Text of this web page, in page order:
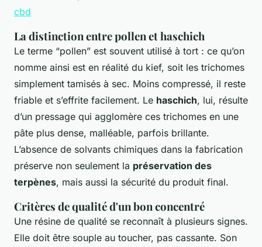
cbd
La distinction entre pollen et haschich
Le terme “pollen” est souvent utilisé à tort : ce qu’on
nomme ainsi est en réalité du kief, soit les trichomes
simplement tamisés à sec. Moins compressé, il reste
friable et s’effrite facilement. Le haschich, lui, résulte
d’un pressage qui agglomère ces trichomes en une
pâte plus dense, malléable, parfois brillante.
L’absence de solvants chimiques dans la fabrication
préserve non seulement la préservation des
terpènes, mais aussi la sécurité du produit final.
Critères de qualité d'un bon concentré
Une résine de qualité se reconnaît à plusieurs signes.
Elle doit être souple au toucher, pas cassante. Son